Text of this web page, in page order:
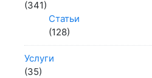
(341)
Статьи
(128)
Услуги
(35)